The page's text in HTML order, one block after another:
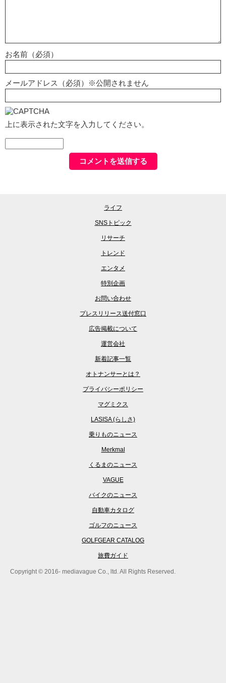
お名前（必須）
メールアドレス（必須）※公開されません
上に表示された文字を入力してください。
ライフ
SNSトピック
リサーチ
トレンド
エンタメ
特別企画
お問い合わせ
プレスリリース送付窓口
広告掲載について
運営会社
新着記事一覧
オトナンサーとは？
プライバシーポリシー
マグミクス
LASISA (らしさ)
乗りものニュース
Merkmal
くるまのニュース
VAGUE
バイクのニュース
自動車カタログ
ゴルフのニュース
GOLFGEAR CATALOG
旅費ガイド
Copyright © 2016- mediavague Co., ltd. All Rights Reserved.